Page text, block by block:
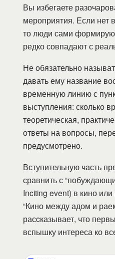
Вы избегаете
мероприятия. Если нет
то люди сами
редко совпадают с
Не обязательно
давать ему название
временную линию с
выступления: сколько
теоретическая,
ответы на вопросы,
предусмотрено.
Вступительную часть
сравнить с
Inciting event) в кино
“Кино между адом и
расcказывает, что
вспышку интереса ко